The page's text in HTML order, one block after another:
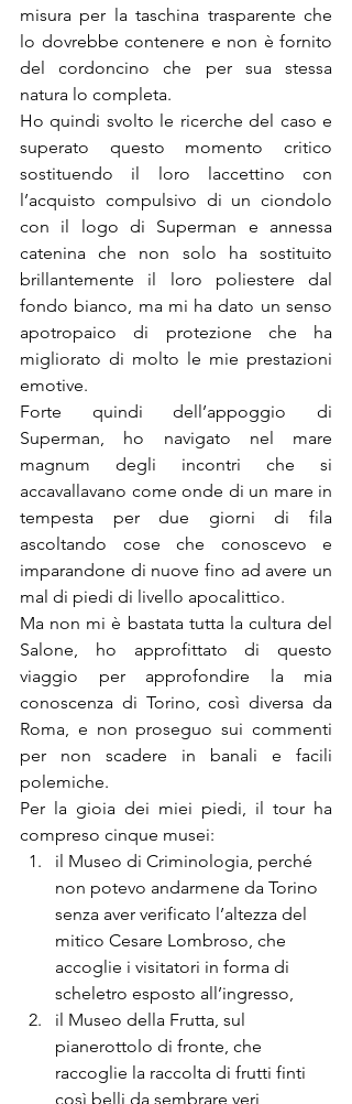
misura per la taschina trasparente che
lo dovrebbe contenere e non è fornito
del cordoncino che per sua stessa
natura lo completa.
Ho quindi svolto le ricerche del caso e
superato questo momento critico
sostituendo il loro laccettino con
l’acquisto compulsivo di un ciondolo
con il logo di Superman e annessa
catenina che non solo ha sostituito
brillantemente il loro poliestere dal
fondo bianco, ma mi ha dato un senso
apotropaico di protezione che ha
migliorato di molto le mie prestazioni
emotive.
Forte quindi dell’appoggio di
Superman, ho navigato nel mare
magnum degli incontri che si
accavallavano come onde di un mare in
tempesta per due giorni di fila
ascoltando cose che conoscevo e
imparandone di nuove fino ad avere un
mal di piedi di livello apocalittico.
Ma non mi è bastata tutta la cultura del
Salone, ho approfittato di questo
viaggio per approfondire la mia
conoscenza di Torino, così diversa da
Roma, e non proseguo sui commenti
per non scadere in banali e facili
polemiche.
Per la gioia dei miei piedi, il tour ha
compreso cinque musei:
il Museo di Criminologia, perché
non potevo andarmene da Torino
senza aver verificato l’altezza del
mitico Cesare Lombroso, che
accoglie i visitatori in forma di
scheletro esposto all’ingresso,
il Museo della Frutta, sul
pianerottolo di fronte, che
raccoglie la raccolta di frutti finti
così belli da sembrare veri